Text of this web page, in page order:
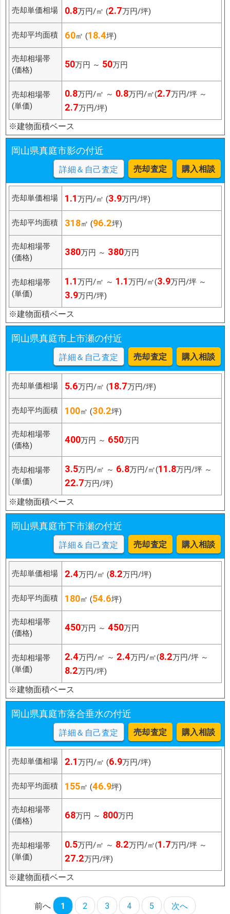
売却単価相場 0.8万円/㎡ (2.7万円/坪)
売却平均面積 60㎡ (18.4坪)
売却相場帯
(価格)
50万円 ～ 50万円
売却相場帯
(単価)
0.8万円/㎡ ～ 0.8万円/㎡(2.7万円/坪 ～
2.7万円/坪)
※建物面積ベース
岡山県真庭市影の付近
詳細＆自己査定 売却査定 購入相談
売却単価相場 1.1万円/㎡ (3.9万円/坪)
売却平均面積 318㎡ (96.2坪)
売却相場帯
(価格)
380万円 ～ 380万円
売却相場帯
(単価)
1.1万円/㎡ ～ 1.1万円/㎡(3.9万円/坪 ～
3.9万円/坪)
※建物面積ベース
岡山県真庭市上市瀬の付近
詳細＆自己査定 売却査定 購入相談
売却単価相場 5.6万円/㎡ (18.7万円/坪)
売却平均面積 100㎡ (30.2坪)
売却相場帯
(価格)
400万円 ～ 650万円
売却相場帯
(単価)
3.5万円/㎡ ～ 6.8万円/㎡(11.8万円/坪 ～
22.7万円/坪)
※建物面積ベース
岡山県真庭市下市瀬の付近
詳細＆自己査定 売却査定 購入相談
売却単価相場 2.4万円/㎡ (8.2万円/坪)
売却平均面積 180㎡ (54.6坪)
売却相場帯
(価格)
450万円 ～ 450万円
売却相場帯
(単価)
2.4万円/㎡ ～ 2.4万円/㎡(8.2万円/坪 ～
8.2万円/坪)
※建物面積ベース
岡山県真庭市落合垂水の付近
詳細＆自己査定 売却査定 購入相談
売却単価相場 2.1万円/㎡ (6.9万円/坪)
売却平均面積 155㎡ (46.9坪)
売却相場帯
(価格)
68万円 ～ 800万円
売却相場帯
(単価)
0.5万円/㎡ ～ 8.2万円/㎡(1.7万円/坪 ～
27.2万円/坪)
※建物面積ベース
前へ 1 2 3 4 5 次へ